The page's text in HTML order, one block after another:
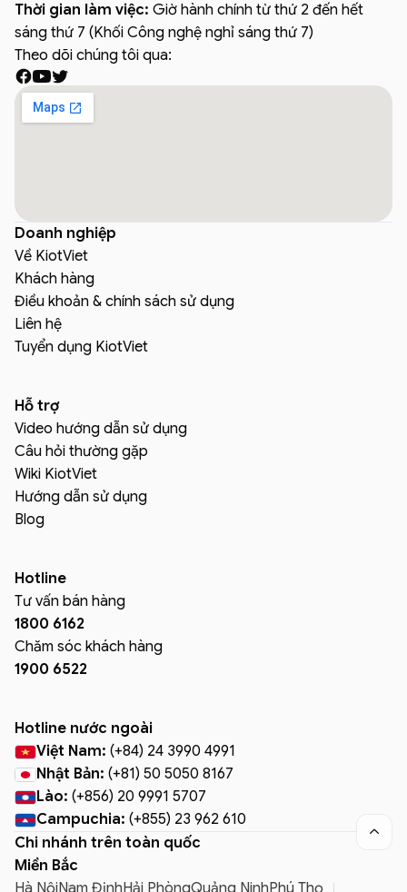
Thời gian làm việc: Giờ hành chính từ thứ 2 đến hết
sáng thứ 7 (Khối Công nghệ nghỉ sáng thứ 7)
Theo dõi chúng tôi qua:
Doanh nghiệp
Về KiotViet
Khách hàng
Điều khoản & chính sách sử dụng
Liên hệ
Tuyển dụng KiotViet
Hỗ trợ
Video hướng dẫn sử dụng
Câu hỏi thường gặp
Wiki KiotViet
Hướng dẫn sử dụng
Blog
Hotline
Tư vấn bán hàng
1800 6162
Chăm sóc khách hàng
1900 6522
Hotline nước ngoài
Việt Nam: (+84) 24 3990 4991
Nhật Bản: (+81) 50 5050 8167
Lào: (+856) 20 9991 5707
Campuchia: (+855) 23 962 610

Chi nhánh trên toàn quốc
Miền Bắc